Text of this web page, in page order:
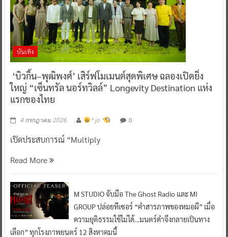
บันเทิง
‘บิวกิ้น–พุฒิพงศ์’ เสิร์ฟโมเมนต์สุดพิเศษ ฉลองเปิดยิ่ง
ใหญ่ “เซ็นทรัล นอร์ทวิลล์” Longevity Destination แห่ง
แรกของไทย
4 กรกฎาคม 2026 ^ jo ^ 0
เปิดประสบการณ์ “Multiply
Read More
M STUDIO จับมือ The Ghost Radio และ MI
GROUP ปล่อยทีเซอร์ “คำสารภาพของหมอผี” เมื่อ
ความยุติธรรมใช้ไม่ได้…มนตร์ดำจึงกลายเป็นทาง
เลือก” ทุกโรงภาพยนตร์ 12 สิงหาคมนี้